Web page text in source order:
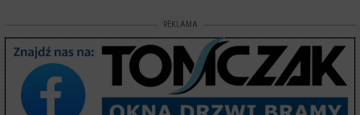
REKLAMA